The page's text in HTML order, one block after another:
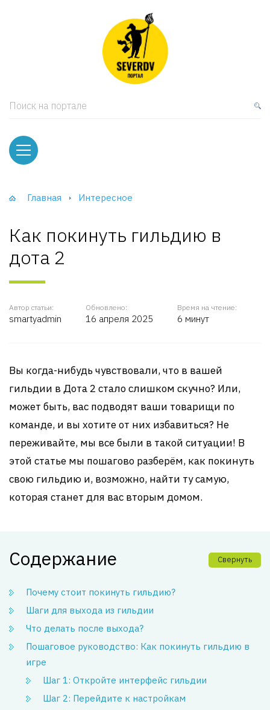
Поиск на портале
Главная Интересное
Как покинуть гильдию в
дота 2
Автор статьи:
smartyadmin
Обновлено:
16 апреля 2025
Время на чтение:
6 минут
Вы когда-нибудь чувствовали, что в вашей
гильдии в Дота 2 стало слишком скучно? Или,
может быть, вас подводят ваши товарищи по
команде, и вы хотите от них избавиться? Не
переживайте, мы все были в такой ситуации! В
этой статье мы пошагово разберём, как покинуть
свою гильдию и, возможно, найти ту самую,
которая станет для вас вторым домом.
Содержание Свернуть
Почему стоит покинуть гильдию?
Шаги для выхода из гильдии
Что делать после выхода?
Пошаговое руководство: Как покинуть гильдию в
игре
Шаг 1: Откройте интерфейс гильдии
Шаг 2: Перейдите к настройкам
и тумбы